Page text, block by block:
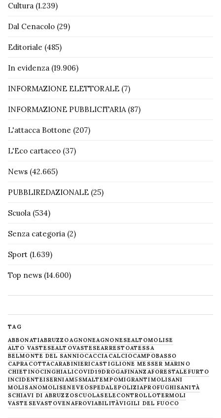
Cultura (1.239)
Dal Cenacolo (29)
Editoriale (485)
In evidenza (19.906)
INFORMAZIONE ELETTORALE (7)
INFORMAZIONE PUBBLICITARIA(87)
L'attacca Bottone (207)
L'Eco cartaceo (37)
News (42.665)
PUBBLIREDAZIONALE (25)
Scuola (534)
Senza categoria (2)
Sport (1.639)
Top news (14.600)
TAG
ABBONATIABRUZZOAGNONEAGNONESEALTOMOLISE
ALTO VASTESEALTOVASTESEARRESTOATESSA
BELMONTE DEL SANNIOCACCIACALCIOCAMPOBASSO
CAPRACOTTACARABINIERICASTIGLIONE MESSER MARINO
CHIETINOCINGHIALICOVID19DROGAFINANZAFORESTALE FURTO
INCIDENTEISERNIAM5SMALTEMPOMIGRANTIMOLISANI
MOLISANOMOLISENEVE OSPEDALEPOLIZIAPROFUGHISANITÀ
SCHIAVI DI ABRUZZOSCUOLASELECONTROLLOTERMOLI
VASTESEVASTOVENAFROVIABILITÀVIGILI DEL FUOCO